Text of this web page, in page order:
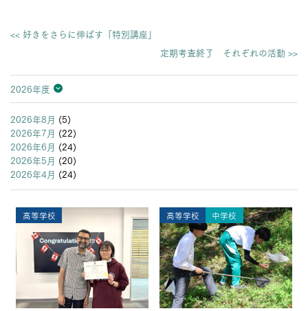
<< 好きをさらに伸ばす「特別講座」
定期考査終了 それぞれの活動 >>
2026年度
2026年度
2025年度
2024年度
2023年度
2022年度
2021年度
2020年度
2019年度
2018年度
2017年度
2016年度
2015年度
2014年度
2013年度
2026年8月 (5)
2026年7月 (22)
2026年6月 (24)
2026年5月 (20)
2026年4月 (24)
高等学校 高等学校 中学校